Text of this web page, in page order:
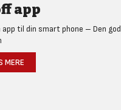
app
app til din smart phone – Den
MERE